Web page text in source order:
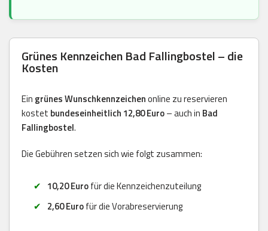
Grünes Kennzeichen Bad Fallingbostel – die
Kosten
Ein grünes Wunschkennzeichenonline zu reservieren
kostet bundeseinheitlich 12,80 Euro– auch in Bad
Fallingbostel.
Die Gebühren setzen sich wie folgt zusammen:
10,20 Eurofür die Kennzeichenzuteilung
2,60 Eurofür die Vorabreservierung